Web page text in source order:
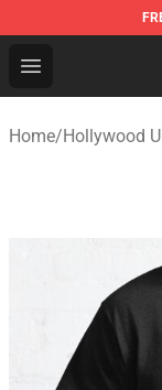
Open menu
Hollywood
Home/Hollywood